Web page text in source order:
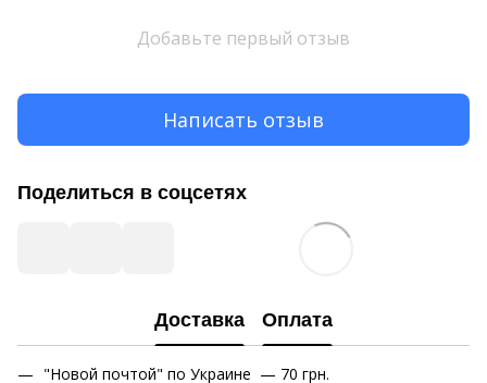
Добавьте первый отзыв
Написать отзыв
Поделиться в соцсетях
Доставка Оплата
"Новой почтой" по Украине — 70 грн.